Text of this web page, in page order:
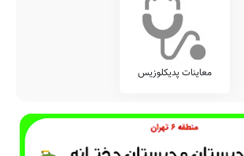
معاینات پدیکلوزیس